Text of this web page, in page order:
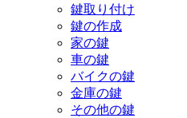
鍵取り付け
鍵の作成
家の鍵
車の鍵
バイクの鍵
金庫の鍵
その他の鍵